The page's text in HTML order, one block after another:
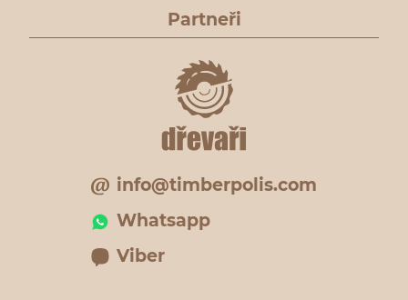
Partneři
info@timberpolis.com
Whatsapp
Viber